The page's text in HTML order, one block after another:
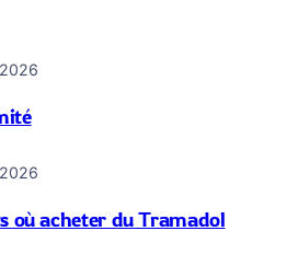
où acheter du Tramadol